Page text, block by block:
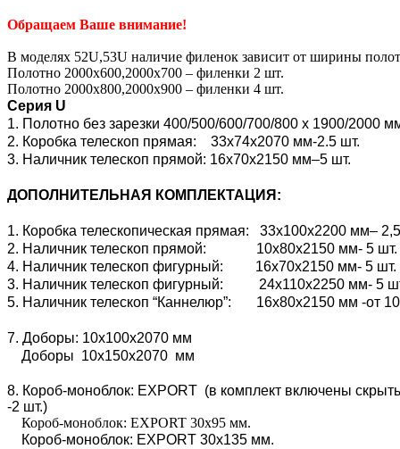
Обращаем Ваше внимание!
В моделях 52U,53U наличие филенок зависит от ширины
Полотно 2000х600,2000х700 – филенки 2 шт.
Полотно 2000х800,2000х900 – филенки 4 шт.
Серия U
1. Полотно без зарезки 400/500/600/700/800 x 1900/2000
2. Коробка телескоп прямая: 33х74х2070 мм-2.5 шт.
3. Наличник телескоп прямой: 16х70х2150 мм–5 шт.
ДОПОЛНИТЕЛЬНАЯ КОМПЛЕКТАЦИЯ:
1. Коробка телескопическая прямая: 33х100х2200 мм–
2. Наличник телескоп прямой: 10х80х2150 мм- 5 шт.
4. Наличник телескоп фигурный: 16х70х2150 мм- 5 шт.
3. Наличник телескоп фигурный: 24х110х2250 мм- 5
5. Наличник телескоп “Каннелюр”: 16х80х2150 мм -от
7. Доборы: 10х100х2070 мм
Доборы 10х150х2070 мм
8. Короб-моноблок: EXPORT (в комплект включены
-2 шт.)
Короб-моноблок: EXPORT 30х95 мм.
Короб-моноблок: EXPORT 30х135 мм.